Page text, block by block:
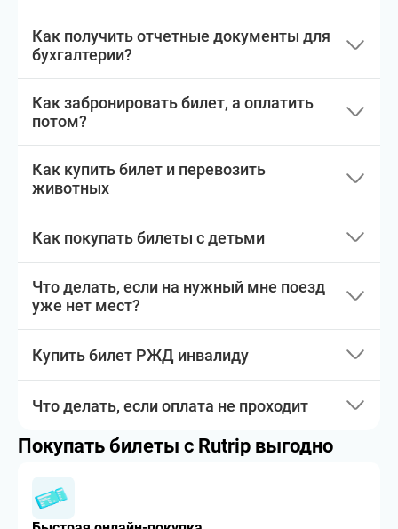
Как получить отчетные документы для
бухгалтерии?
Как забронировать билет, а оплатить
потом?
Как купить билет и перевозить
животных
Как покупать билеты с детьми
Что делать, если на нужный мне поезд
уже нет мест?
Купить билет РЖД инвалиду
Что делать, если оплата не проходит
Покупать билеты с Rutrip выгодно